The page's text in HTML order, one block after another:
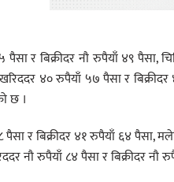
र बिक्रीदर नौ रुपैयाँ ४९
४० रुपैयाँ ५७ पैसा र
छ ।
र बिक्रीदर ४१ रुपैयाँ ६४ पैसा,
नौ रुपैयाँ ८४ पैसा र बिक्रीदर नौ